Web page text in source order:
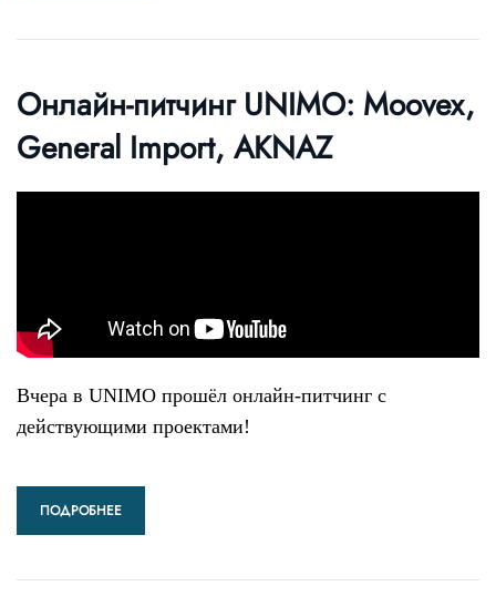
Онлайн-питчинг UNIMO: Moovex,
General Import, AKNAZ
Вчера в UNIMO прошёл онлайн-питчинг с
действующими проектами!
ПОДРОБНЕЕ